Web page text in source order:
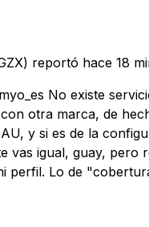
reportó hace 18
No existe
otra marca, de
y si es de la
vas igual, guay, pero
perfil. Lo de